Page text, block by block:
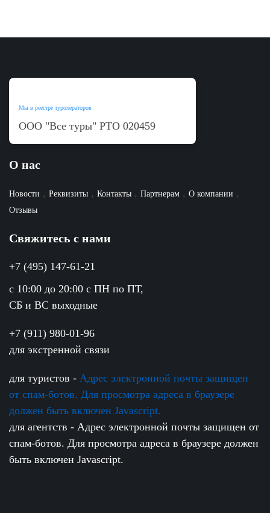
Мы в реестре туроператоров
ООО "Все туры" РТО 020459
О нас
Новости , Реквизиты , Контакты , Партнерам , О компании ,
Отзывы
Свяжитесь с нами
+7 (495) 147-61-21
c 10:00 до 20:00 с ПН по ПТ,
СБ и ВС выходные
+7 (911) 980-01-96
для экстренной связи
для туристов - Адрес электронной почты защищен
от спам-ботов. Для просмотра адреса в браузере
должен быть включен Javascript.
для агентств - Адрес электронной почты защищен от
спам-ботов. Для просмотра адреса в браузере должен
быть включен Javascript.